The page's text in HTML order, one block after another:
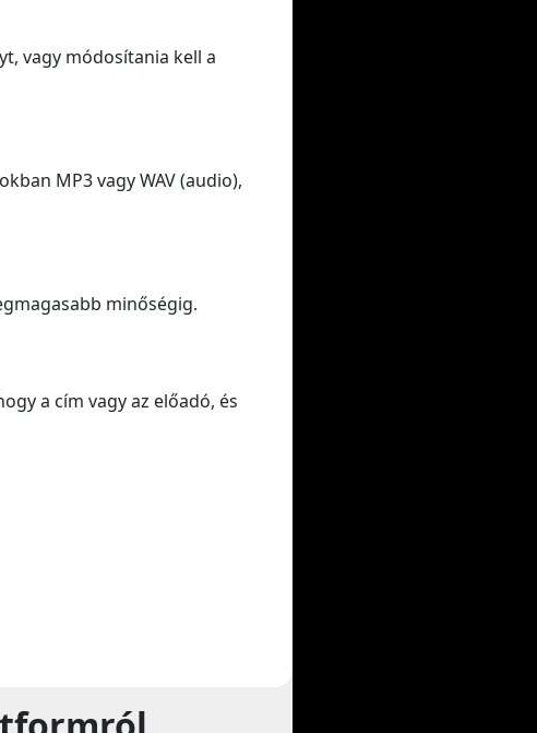
vagy módosítania kell a
MP3 vagy WAV (audio),
minőségig.
a cím vagy az előadó, és